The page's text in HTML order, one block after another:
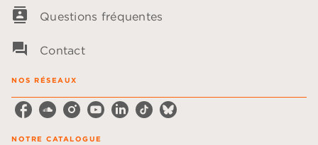
contacts Questions fréquentes
question_answer Contact
NOS RÉSEAUX
NOTRE CATALOGUE